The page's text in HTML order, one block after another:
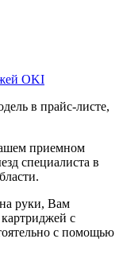
OKI
в прайс-листе,
приемном
специалиста в
руки, Вам
с
с помощью